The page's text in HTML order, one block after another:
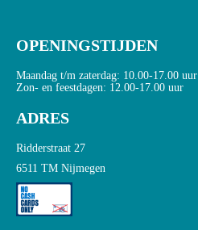
OPENINGSTIJDEN
Maandag t/m zaterdag: 10.00-17.00 uur
Zon- en feestdagen: 12.00-17.00 uur
ADRES
Ridderstraat 27
6511 TM Nijmegen